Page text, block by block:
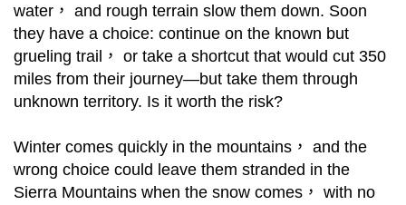
water， and rough terrain slow them down. Soon
they have a choice: continue on the known but
grueling trail， or take a shortcut that would cut 350
miles from their journey—but take them through
unknown territory. Is it worth the risk?
Winter comes quickly in the mountains， and the
wrong choice could leave them stranded in the
Sierra Mountains when the snow comes， with no